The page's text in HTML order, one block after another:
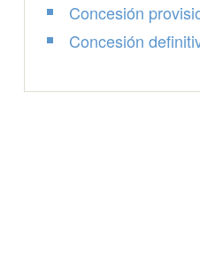
Concesión
Concesión